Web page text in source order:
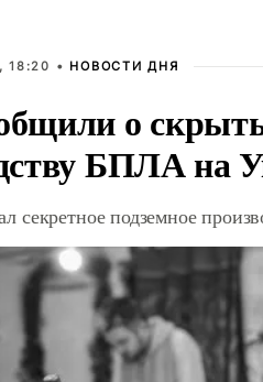
18:20 • НОВОСТИ ДНЯ
о
БПЛА на
секретное подземное